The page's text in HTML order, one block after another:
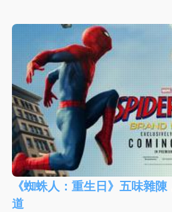
《蜘蛛人：重生日》五味雜
道